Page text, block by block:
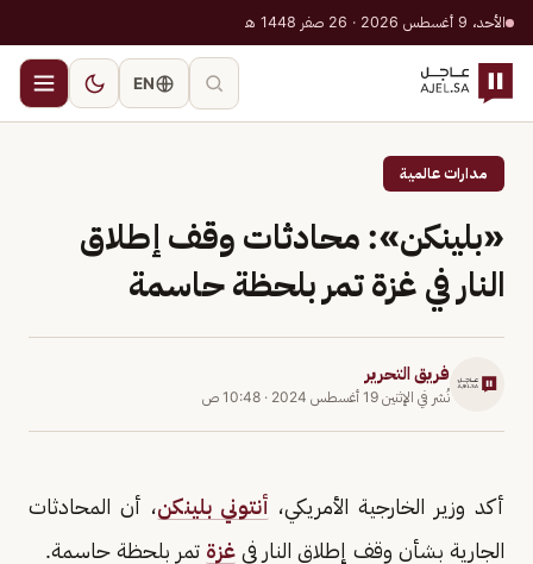
الأحد، 9 أغسطس 2026 · 26 صفر 1448 هـ
EN
مدارات عالمية
«بلينكن»: محادثات وقف إطلاق
النار في غزة تمر بلحظة حاسمة
فريق التحرير
نُشر في الإثنين 19 أغسطس 2024 · 10:48 ص
أكد وزير الخارجية الأمريكي، أنتوني بلينكن، أن المحادثات
الجارية بشأن وقف إطلاق النار في غزة تمر بلحظة حاسمة.